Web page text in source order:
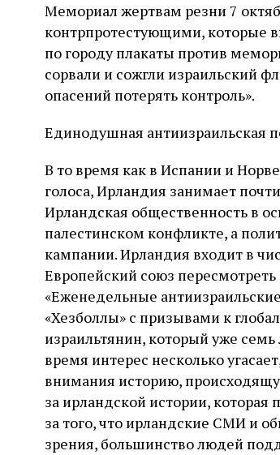
Мемориал жертвам резни 7
контрпротестующими, которые
по городу плакаты против
сорвали и сожгли израильский
опасений потерять контроль».
Единодушная антиизраильская
В то время как в Испании и
голоса, Ирландия занимает
Ирландская общественность в
палестинском конфликте, а
кампании. Ирландия входит в
Европейский союз
«Еженедельные
«Хезболлы» с призывами к
израильтянин, который уже
время интерес несколько
внимания историю,
за ирландской истории,
за того, что ирландские СМИ и
зрения, большинство людей